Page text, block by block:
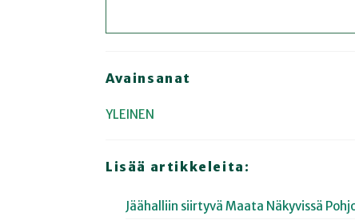
Avainsanat
YLEINEN
Lisää artikkeleita:
Jäähalliin siirtyvä Maata Näkyvissä